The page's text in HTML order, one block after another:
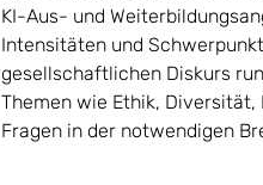
KI-Aus- und
Intensitäten und
gesellschaftlichen Diskurs
Themen wie Ethik,
Fragen in der notwendigen